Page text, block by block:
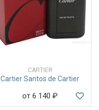
CARTIER
Cartier Santos de Cartier
от 6 140 ₽